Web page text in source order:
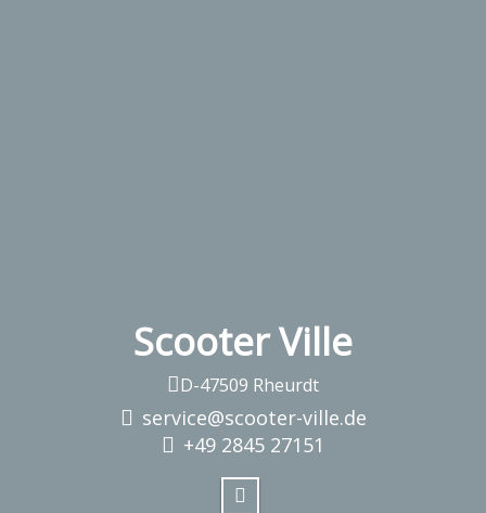
Scooter Ville
D-47509 Rheurdt
service@scooter-ville.de
+49 2845 27151